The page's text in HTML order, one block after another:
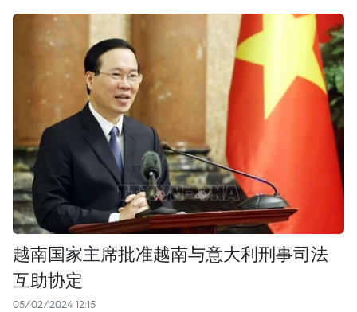
越南国家主席批准越南与意大利刑事司法
互助协定
05/02/2024 12:15